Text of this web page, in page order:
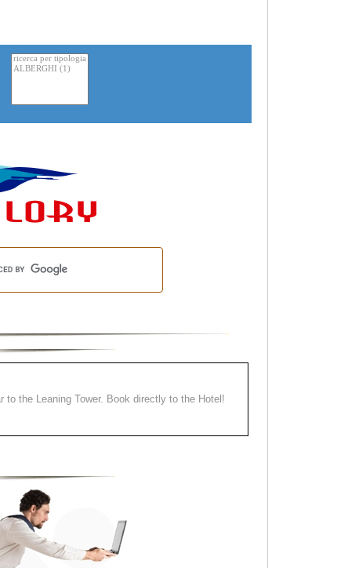
to the Leaning Tower. Book directly to the Hotel!